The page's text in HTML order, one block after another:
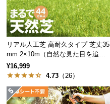
品・
キ
ャ
ン
セ
ル
に
つ
い
密度
リアル人工芝 高耐久タイプ 芝丈35
mm 2×10m（自然な見た目を追
求・U字ピン付属）
¥16,999
4.73 （26）